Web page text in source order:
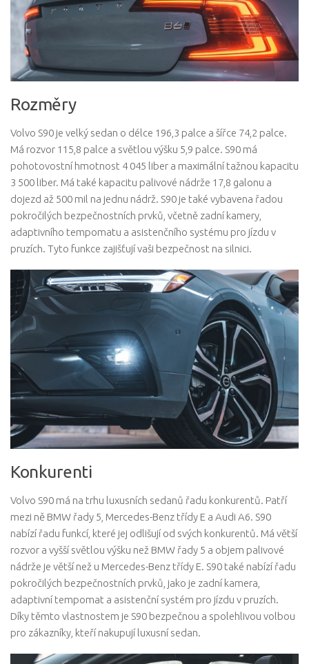
Rozměry
Volvo S90 je velký sedan o délce 196,3 palce a šířce 74,2 palce.
Má rozvor 115,8 palce a světlou výšku 5,9 palce. S90 má
pohotovostní hmotnost 4 045 liber a maximální tažnou kapacitu
3 500 liber. Má také kapacitu palivové nádrže 17,8 galonu a
dojezd až 500 mil na jednu nádrž. S90 je také vybavena řadou
pokročilých bezpečnostních prvků, včetně zadní kamery,
adaptivního tempomatu a asistenčního systému pro jízdu v
pruzích. Tyto funkce zajišťují vaši bezpečnost na silnici.
Konkurenti
Volvo S90 má na trhu luxusních sedanů řadu konkurentů. Patří
mezi ně BMW řady 5, Mercedes-Benz třídy E a Audi A6. S90
nabízí řadu funkcí, které jej odlišují od svých konkurentů. Má větší
rozvor a vyšší světlou výšku než BMW řady 5 a objem palivové
nádrže je větší než u Mercedes-Benz třídy E. S90 také nabízí řadu
pokročilých bezpečnostních prvků, jako je zadní kamera,
adaptivní tempomat a asistenční systém pro jízdu v pruzích.
Díky těmto vlastnostem je S90 bezpečnou a spolehlivou volbou
pro zákazníky, kteří nakupují luxusní sedan.